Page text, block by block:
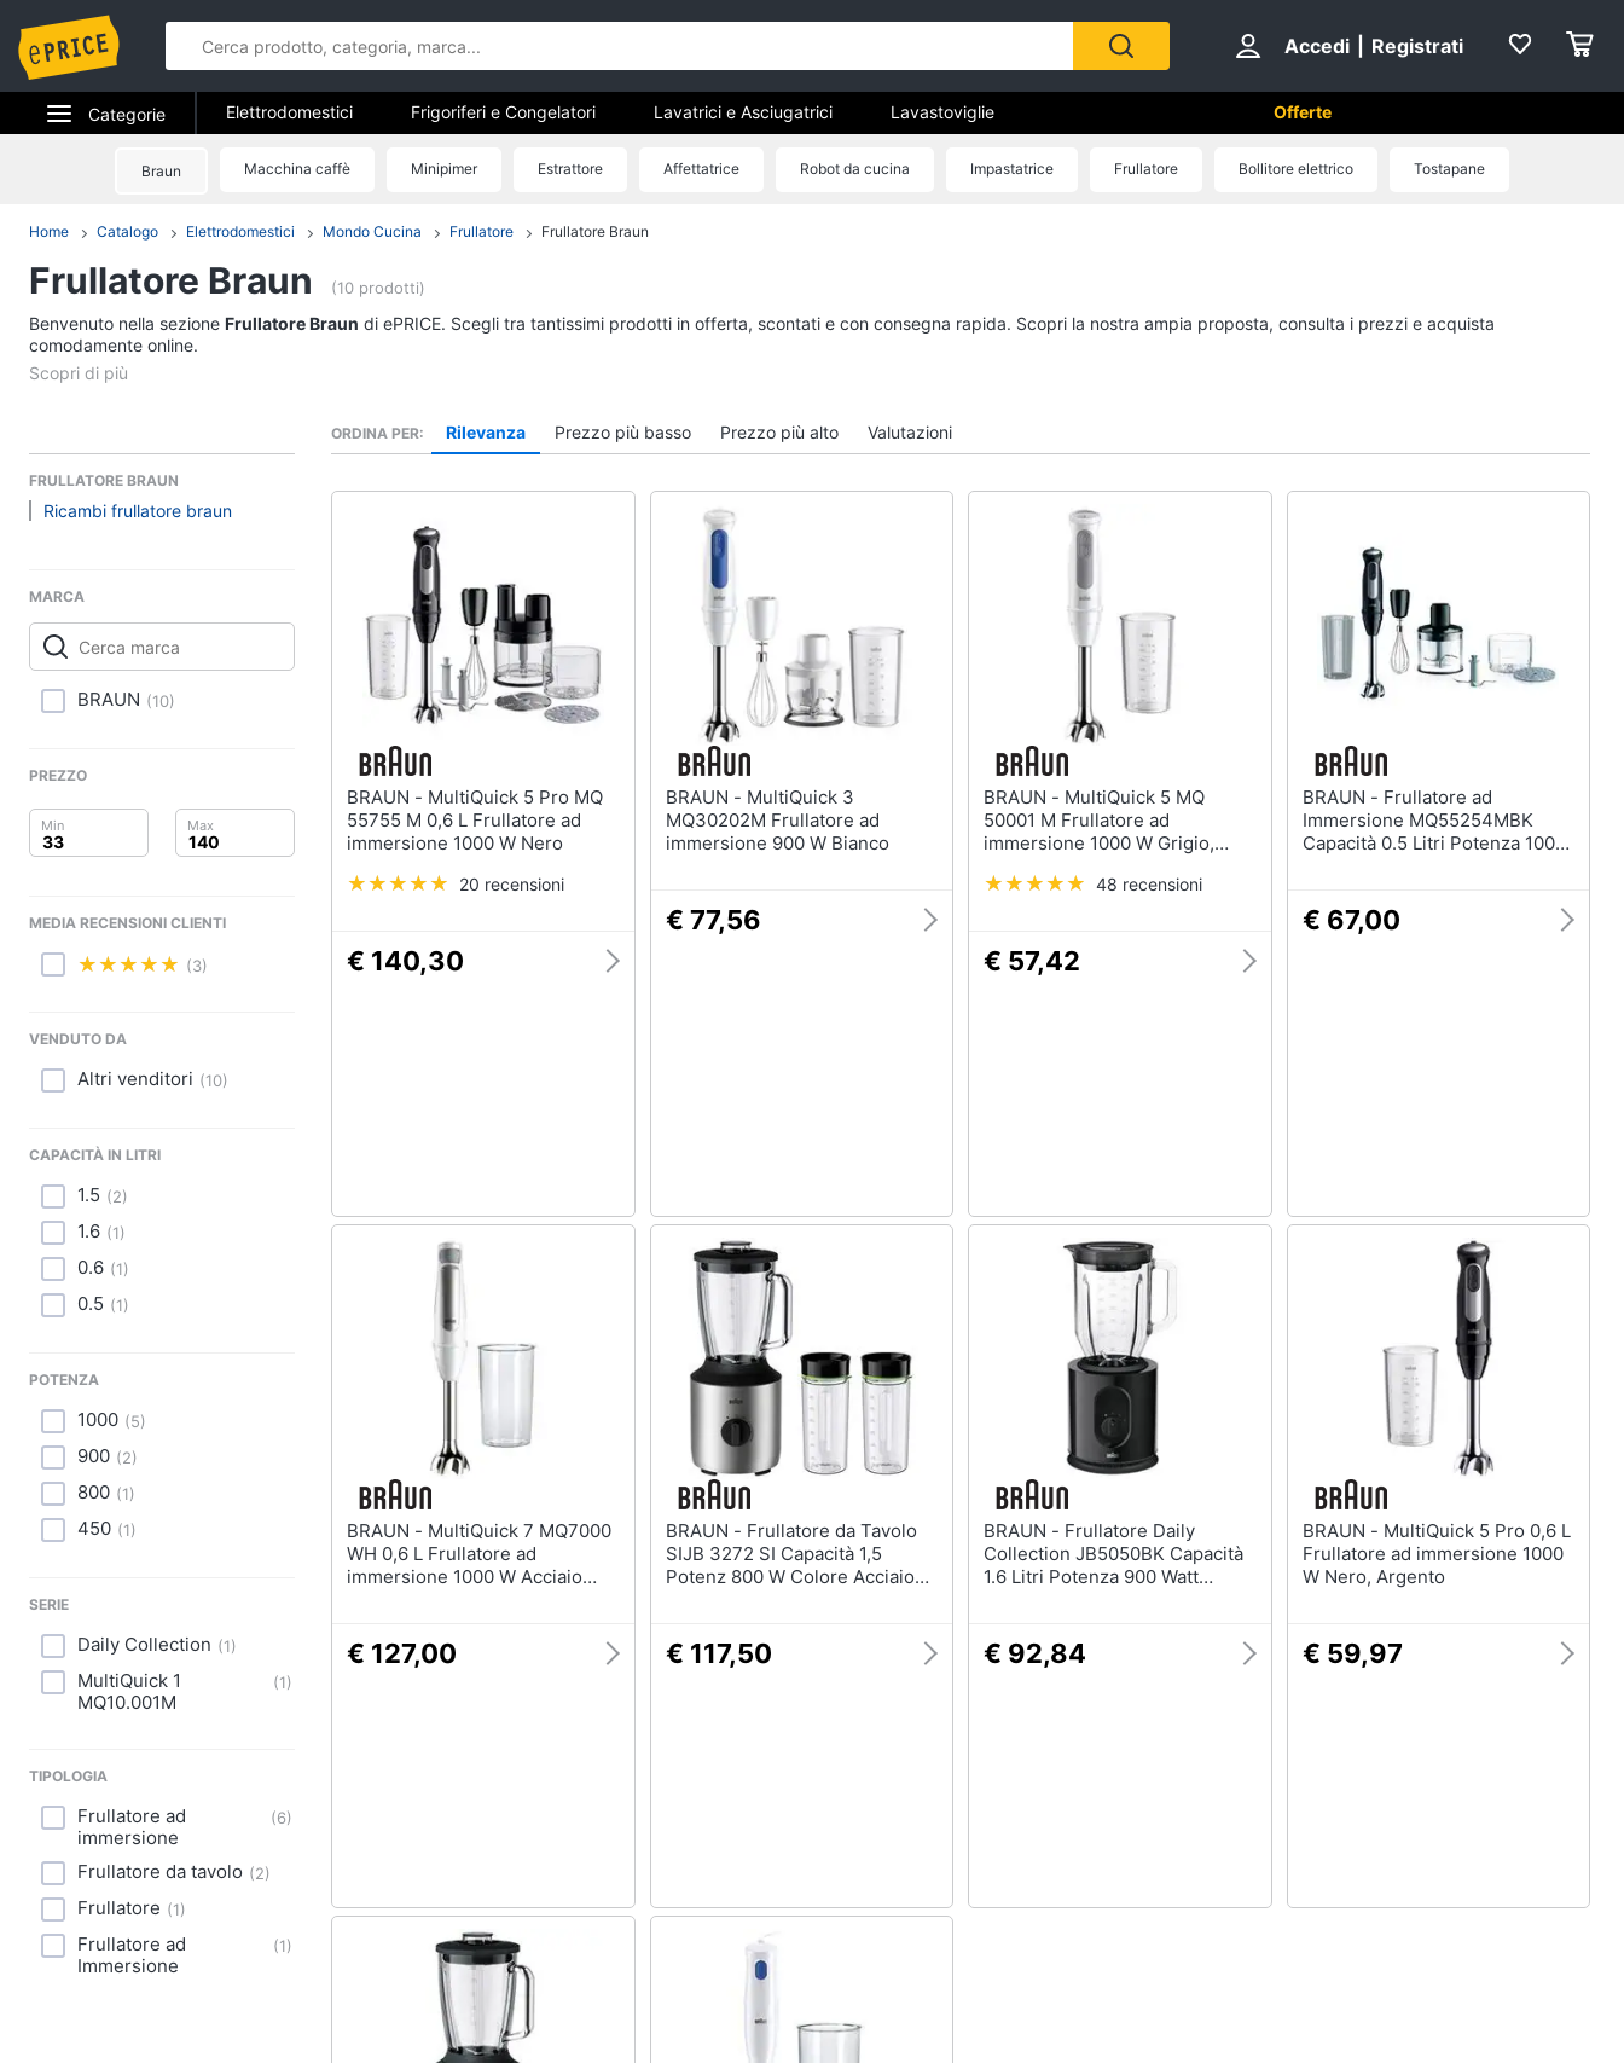
Accedi Registrati
Categorie
Elettrodomestici
Telefonia
Tv e Home Cinema
Smart home
Audio e musica
Brico e Giardinaggio
Salute e igiene
Giocattoli
Fotografia
Casalinghi
Abbigliamento
Sport
Animali
Motori
Festività e ricorrenze
Elettrodomestici
Frigoriferi e Congelatori
Vedi tutti
Lavatrici e Asciugatrici
Vedi tutti
Vedi tutti
Elettrodomestici da incasso
Lavastoviglie da Incasso
Frigorifero da incasso
Piano Cottura
Forno da incasso
Vedi tutti
Pulizia casa e stiro
Aspirapolvere Dyson
Aspirapolvere
Scopa a vapore
Vedi tutti
Elettrodomestici in Cucina
Elettrodomestici
professionali e industriali
Abbattitore
Macchine da cucire
Idropulitrice professionale
Elettrodomestici in offerta
Frigoriferi in offerta
Microonde in offerta
Elettrodomestici Frigoriferi e Congelatori Lavatrici e Asciugatrici Lavastoviglie Offerte
Braun Macchina caffè Minipimer Estrattore Affettatrice Robot da cucina Impastatrice Frullatore Bollitore elettrico Tostapane
Home Catalogo Elettrodomestici Mondo Cucina Frullatore Frullatore Braun
Frullatore Braun (10 prodotti)
Benvenuto nella sezione Frullatore Braun di ePRICE. Scegli tra tantissimi prodotti in offerta, scontati e con consegna rapida. Scopri la nostra ampia proposta, consulta i prezzi e acquista
comodamente online.
FRULLATORE BRAUN
Ricambi frullatore braun
MARCA
BRAUN (10)
PREZZO
MEDIA RECENSIONI CLIENTI
(3)
VENDUTO DA
Altri venditori (10)
CAPACITÀ IN LITRI
1.5 (2)
1.6 (1)
0.6 (1)
0.5 (1)
POTENZA
1000 (5)
900 (2)
800 (1)
450 (1)
SERIE
Daily Collection (1)
MultiQuick 1
MQ10.001M
(1)
TIPOLOGIA
Frullatore ad
immersione
(6)
Frullatore da tavolo (2)
Frullatore (1)
Frullatore ad
Immersione
(1)
ORDINA PER Rilevanza Prezzo più basso Prezzo più alto Valutazioni
BRAUN - MultiQuick 5 Pro MQ
55755 M 0,6 L Frullatore ad
immersione 1000 W Nero
20 recensioni
€ 140,30
BRAUN - MultiQuick 3
MQ30202M Frullatore ad
immersione 900 W Bianco
€ 77,56
BRAUN - MultiQuick 5 MQ
50001 M Frullatore ad
immersione 1000 W Grigio,
48 recensioni
€ 57,42
BRAUN - Frullatore ad
Immersione MQ55254MBK
Capacità 0.5 Litri Potenza 1000
€ 67,00
BRAUN - MultiQuick 7 MQ7000
WH 0,6 L Frullatore ad
immersione 1000 W Acciaio
€ 127,00
BRAUN - Frullatore da Tavolo
SIJB 3272 SI Capacità 1,5
Potenz 800 W Colore Acciaio
€ 117,50
BRAUN - Frullatore Daily
Collection JB5050BK Capacità
1.6 Litri Potenza 900 Watt
€ 92,84
BRAUN - MultiQuick 5 Pro 0,6 L
Frullatore ad immersione 1000
W Nero, Argento
€ 59,97